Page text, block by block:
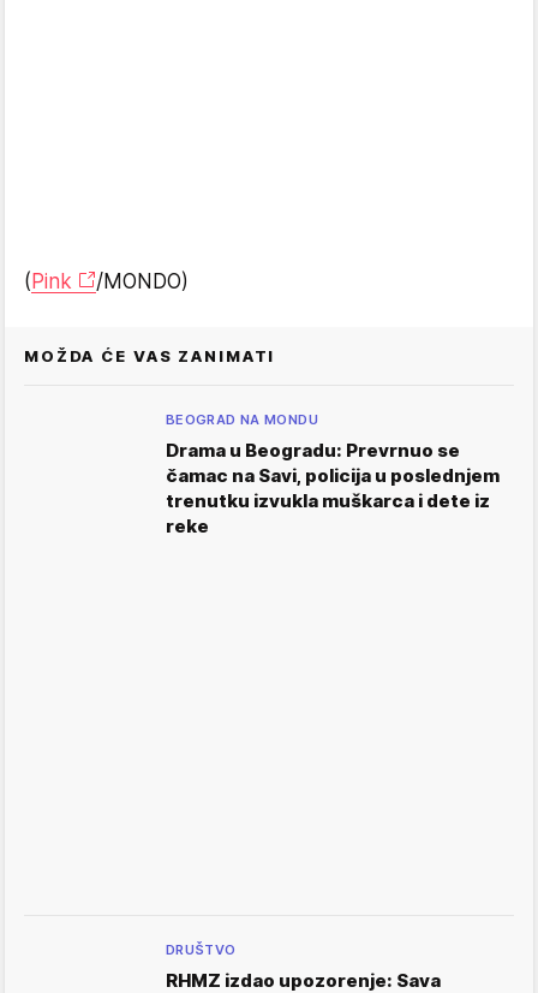
( Pink /MONDO)
MOŽDA ĆE VAS ZANIMATI
BEOGRAD NA MONDU
Drama u Beogradu: Prevrnuo se
čamac na Savi, policija u poslednjem
trenutku izvukla muškarca i dete iz
reke
DRUŠTVO
RHMZ izdao upozorenje: Sava